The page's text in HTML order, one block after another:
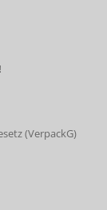
(VerpackG)